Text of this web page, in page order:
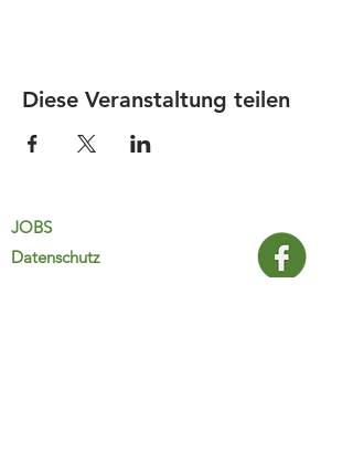
Diese Veranstaltung teilen
JOBS
Datenschutz